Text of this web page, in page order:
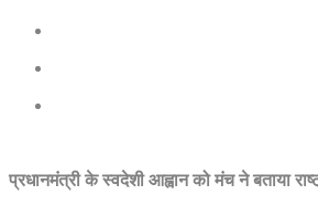
प्रधानमंत्री के स्वदेशी आह्वान को मंच ने बताया